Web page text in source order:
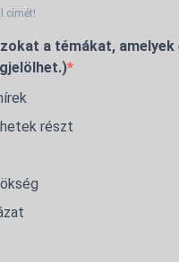
címét!
a témákat,
részt